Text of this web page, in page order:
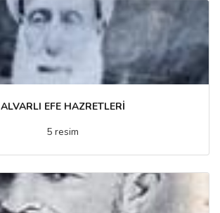
ALVARLI EFE HAZRETLERİ
5 resim